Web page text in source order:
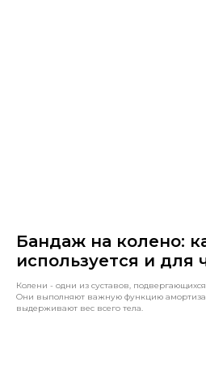
Бандаж на колено:
используется и для
Колени - одни из суставов,
Они выполняют важную функцию
выдерживают вес всего тела.